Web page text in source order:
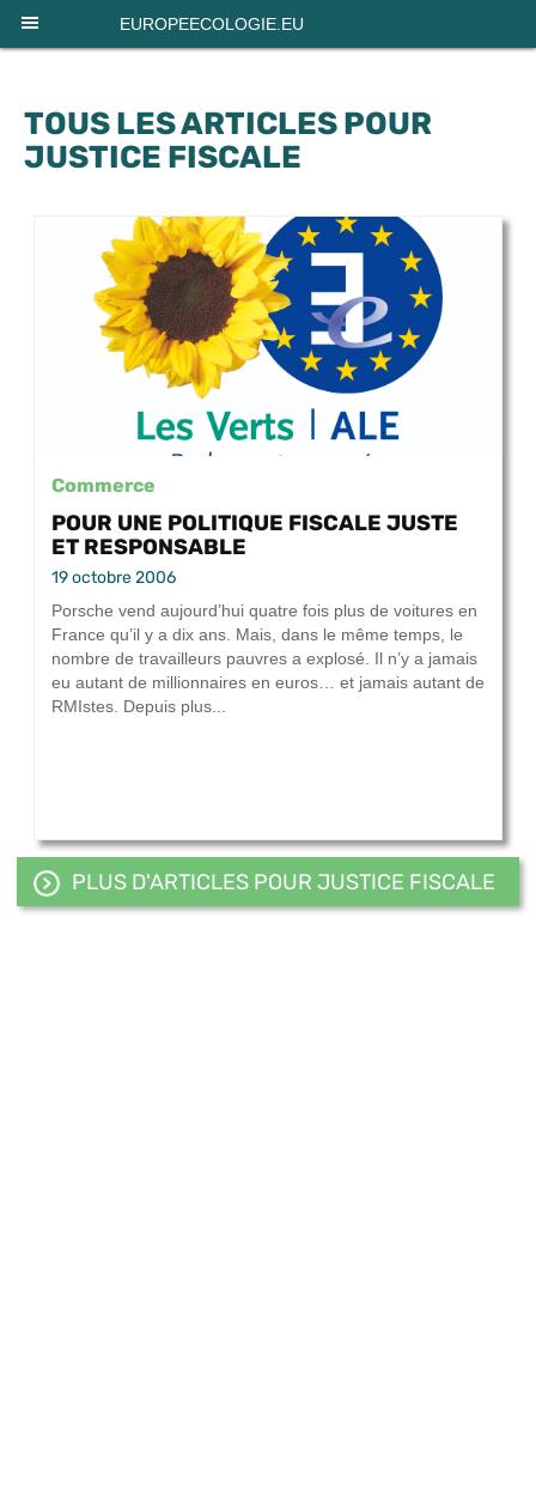
EUROPEECOLOGIE.EU
TOUS LES ARTICLES POUR
JUSTICE FISCALE
Commerce
POUR UNE POLITIQUE FISCALE JUSTE
ET RESPONSABLE
19 octobre 2006
Porsche vend aujourd’hui quatre fois plus de voitures en
France qu’il y a dix ans. Mais, dans le même temps, le
nombre de travailleurs pauvres a explosé. Il n’y a jamais
eu autant de millionnaires en euros… et jamais autant de
RMIstes. Depuis plus...
PLUS D'ARTICLES POUR JUSTICE FISCALE